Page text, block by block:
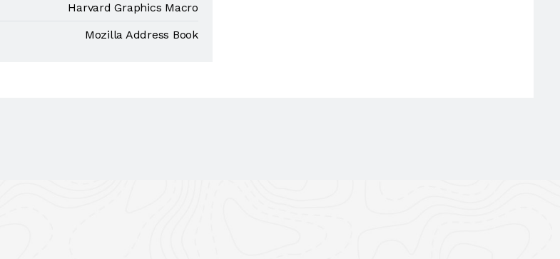
Harvard Graphics Macro
Mozilla Address Book